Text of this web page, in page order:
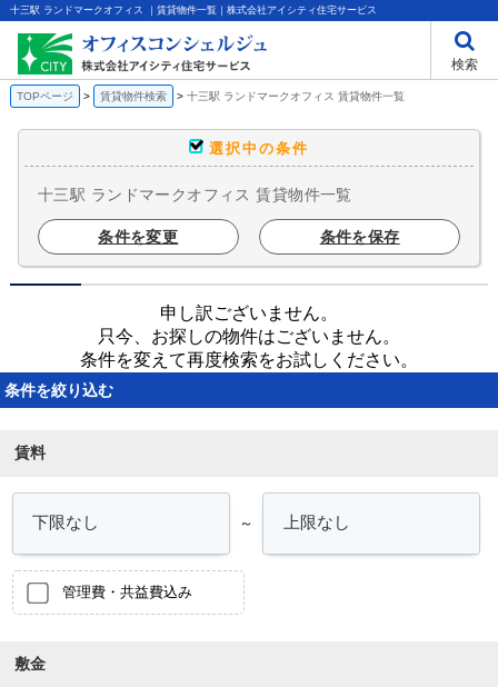
十三駅 ランドマークオフィス ｜賃貸物件一覧｜株式会社アイシティ住宅サービス
検索
TOPページ 賃貸物件検索 十三駅 ランドマークオフィス 賃貸物件一覧
選択中の条件
十三駅 ランドマークオフィス 賃貸物件一覧
条件を変更 条件を保存
申し訳ございません。
只今、お探しの物件はございません。
条件を変えて再度検索をお試しください。
条件を絞り込む
賃料
～
管理費・共益費込み
敷金